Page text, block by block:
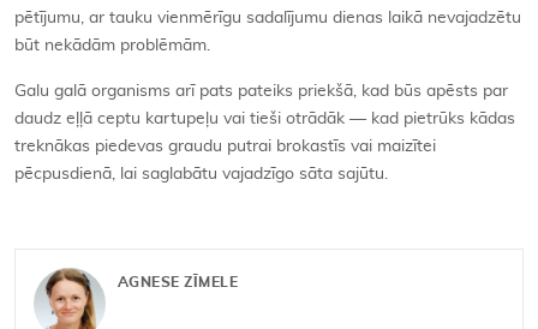
pētījumu, ar tauku vienmērīgu sadalījumu dienas laikā nevajadzētu
būt nekādām problēmām.
Galu galā organisms arī pats pateiks priekšā, kad būs apēsts par
daudz eļļā ceptu kartupeļu vai tieši otrādāk — kad pietrūks kādas
treknākas piedevas graudu putrai brokastīs vai maizītei
pēcpusdienā, lai saglabātu vajadzīgo sāta sajūtu.
AGNESE ZĪMELE